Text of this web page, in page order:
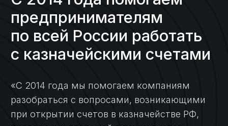
Кейс №6
Консультация,
открытие ЛС,